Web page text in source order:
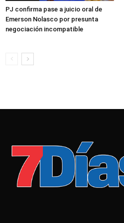
PJ confirma pase a juicio oral de
Emerson Nolasco por presunta
negociación incompatible